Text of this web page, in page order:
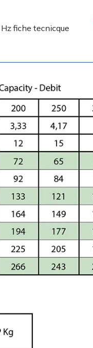
fiche tecnicque